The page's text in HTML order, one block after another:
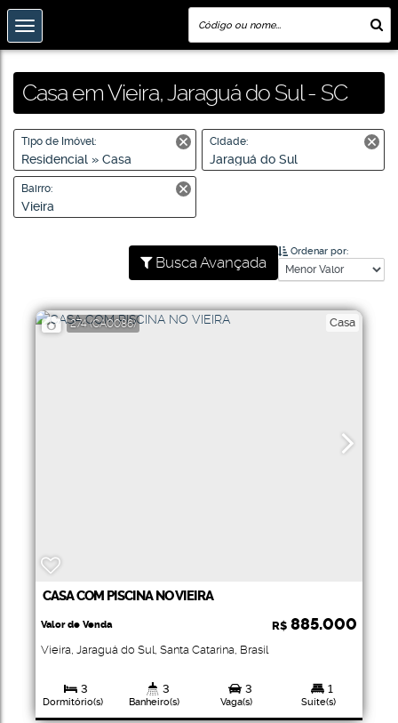
Casa em Vieira, Jaraguá do Sul - SC
Tipo de Imóvel:
Residencial » Casa
Cidade:
Jaraguá do Sul
Bairro:
Vieira
Busca Avançada
Ordenar por:
274 (CA0086) Casa
CASA COM PISCINA NO VIEIRA
R$ 885.000
Valor de Venda
Vieira, Jaraguá do Sul, Santa Catarina, Brasil
3
Dormitório(s)
3
Banheiro(s)
1
Suíte(s)
160.93m²
3
Vaga(s)
342.00m²